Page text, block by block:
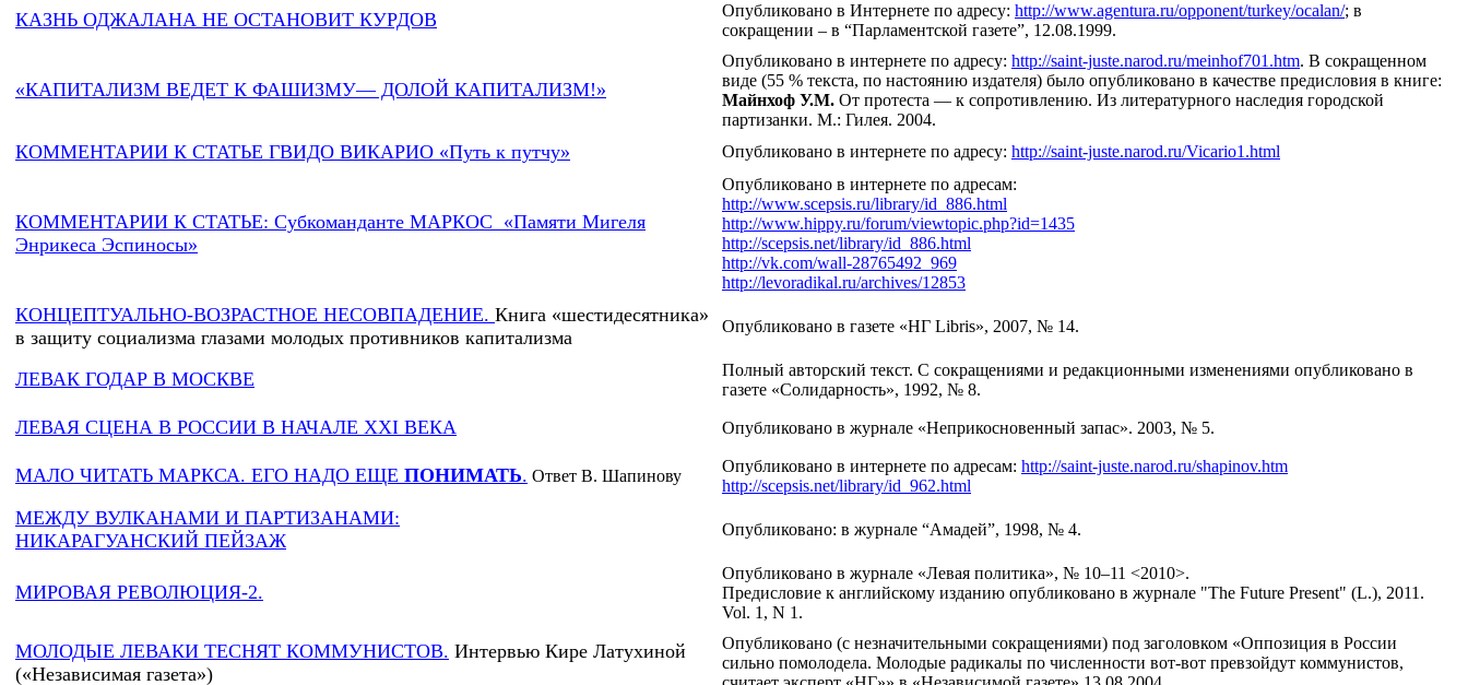
КАЗНЬ ОДЖАЛАНА НЕ ОСТАНОВИТ КУРДОВ Опубликовано в Интернете по адресу: http://www.agentura.ru/opponent/turkey/ocalan/; в
сокращении – в “Парламентской газете”, 12.08.1999.
«КАПИТАЛИЗМ ВЕДЕТ К ФАШИЗМУ— ДОЛОЙ КАПИТАЛИЗМ!»
Опубликовано в интернете по адресу: http://saint-juste.narod.ru/meinhof701.htm. В сокращенном
виде (55 % текста, по настоянию издателя) было опубликовано в качестве предисловия в книге:
Майнхоф У.М. От протеста — к сопротивлению. Из литературного наследия городской
партизанки. М.: Гилея. 2004.
КОММЕНТАРИИ К СТАТЬЕ ГВИДО ВИКАРИО «Путь к путчу» Опубликовано в интернете по адресу: http://saint-juste.narod.ru/Vicario1.html
КОММЕНТАРИИ К СТАТЬЕ: Субкоманданте МАРКОС «Памяти Мигеля
Энрикеса Эспиносы»
Опубликовано в интернете по адресам:
http://www.scepsis.ru/library/id_886.html
http://www.hippy.ru/forum/viewtopic.php?id=1435
http://scepsis.net/library/id_886.html
http://vk.com/wall-28765492_969
http://levoradikal.ru/archives/12853
КОНЦЕПТУАЛЬНО-ВОЗРАСТНОЕ НЕСОВПАДЕНИЕ. Книга «шестидесятника»
в защиту социализма глазами молодых противников капитализма
Опубликовано в газете «НГ Libris», 2007, № 14.
ЛЕВАК ГОДАР В МОСКВЕ
Полный авторский текст. С сокращениями и редакционными изменениями опубликовано в
газете «Солидарность», 1992, № 8.
ЛЕВАЯ СЦЕНА В РОССИИ В НАЧАЛЕ XXI ВЕКА Опубликовано в журнале «Неприкосновенный запас». 2003, № 5.
МАЛО ЧИТАТЬ МАРКСА. ЕГО НАДО ЕЩЕ ПОНИМАТЬ. Ответ В. Шапинову
Опубликовано в интернете по адресам: http://saint-juste.narod.ru/shapinov.htm
http://scepsis.net/library/id_962.html
МЕЖДУ ВУЛКАНАМИ И ПАРТИЗАНАМИ:
НИКАРАГУАНСКИЙ ПЕЙЗАЖ
Опубликовано: в журнале “Амадей”, 1998, № 4.
МИРОВАЯ РЕВОЛЮЦИЯ-2.
Опубликовано в журнале «Левая политика», № 10–11 <2010>.
Предисловие к английскому изданию опубликовано в журнале "The Future Present" (L.), 2011.
Vol. 1, N 1.
МОЛОДЫЕ ЛЕВАКИ ТЕСНЯТ КОММУНИСТОВ. Интервью Кире Латухиной
(«Независимая газета»)
Опубликовано (с незначительными сокращениями) под заголовком «Оппозиция в России
сильно помолодела. Молодые радикалы по численности вот-вот превзойдут коммунистов,